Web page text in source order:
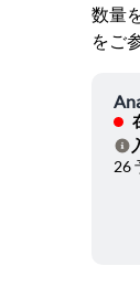
数量
をご
26